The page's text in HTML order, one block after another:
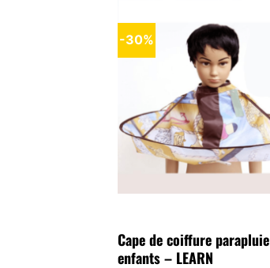
-30%
Cape de coiffure parapluie
enfants – LEARN